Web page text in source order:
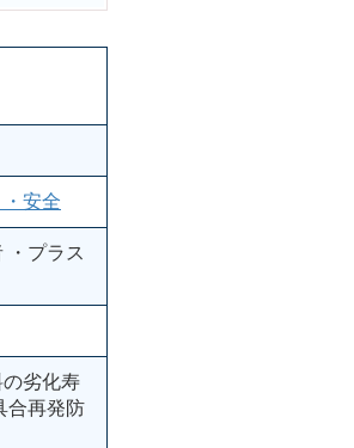
安全
・プラス
劣化寿
合再発防